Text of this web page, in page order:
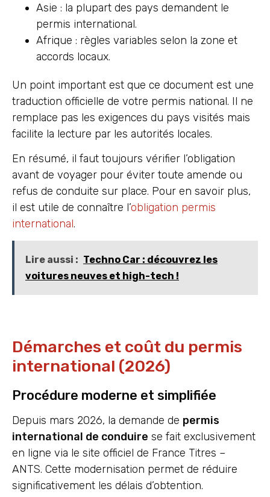
Asie : la plupart des pays demandent le
permis international.
Afrique : règles variables selon la zone et
accords locaux.
Un point important est que ce document est une
traduction officielle de votre permis national. Il ne
remplace pas les exigences du pays visités mais
facilite la lecture par les autorités locales.
En résumé, il faut toujours vérifier l’obligation
avant de voyager pour éviter toute amende ou
refus de conduite sur place. Pour en savoir plus,
il est utile de connaître l’obligation permis
international.
Lire aussi : Techno Car : découvrez les
voitures neuves et high-tech !
Démarches et coût du permis
international (2026)
Procédure moderne et simplifiée
Depuis mars 2026, la demande de permis
international de conduire se fait exclusivement
en ligne via le site officiel de France Titres –
ANTS. Cette modernisation permet de réduire
significativement les délais d’obtention.